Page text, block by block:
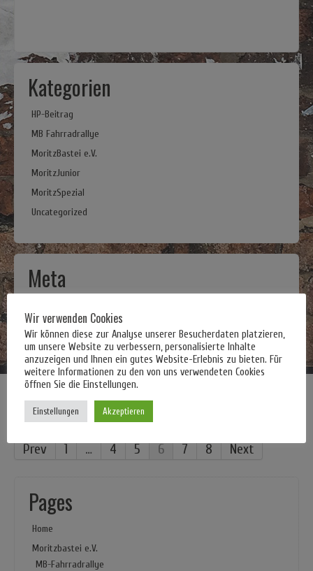
Kategorien
HP-Beitrag
MB Fahrradrallye
MoritzBastei e.V.
MoritzJunior
MoritzSpezial
Uncategorized
Meta
Anmelden
Eintrags-Feed
Kommentar-Feed
WordPress.org
Prev 1 … 4 5 6 7 8 Next
Pages
Home
Moritzbastei e.V.
MB-Fahrradrallye
Wir verwenden Cookies
Wir können diese zur Analyse unserer Besucherdaten platzieren,
um unsere Website zu verbessern, personalisierte Inhalte
anzuzeigen und Ihnen ein gutes Website-Erlebnis zu bieten. Für
weitere Informationen zu den von uns verwendeten Cookies
öffnen Sie die Einstellungen.
Einstellungen Akzeptieren